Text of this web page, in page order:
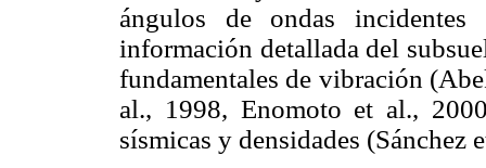
ángulos de ondas
información detallada del
fundamentales de vibración
al., 1998, Enomoto et al.,
sísmicas y densidades (Sánchez